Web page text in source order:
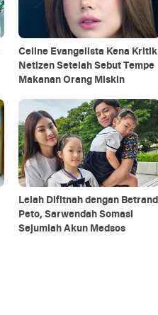
Celine Evangelista Kena Kritik
Netizen Setelah Sebut Tempe
Makanan Orang Miskin
Lelah Difitnah dengan Betrand
Peto, Sarwendah Somasi
Sejumlah Akun Medsos